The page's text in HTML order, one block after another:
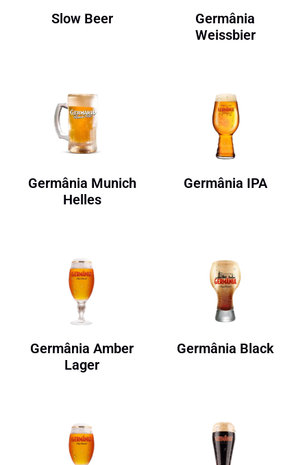
Slow Beer
Germânia
Weissbier
Germânia Munich
Helles
Germânia IPA
Germânia Amber
Lager
Germânia Black